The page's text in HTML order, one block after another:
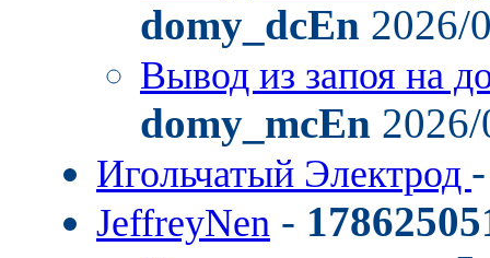
domy_dcEn 2026/
Вывод из запоя на
domy_mcEn
Игольчатый Электрод
JeffreyNen -